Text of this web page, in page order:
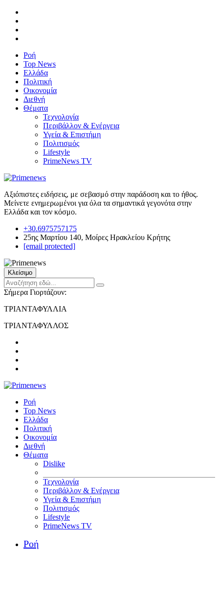
Ροή
Top News
Ελλάδα
Πολιτική
Οικονομία
Διεθνή
Θέματα
Τεχνολογία
Περιβάλλον & Ενέργεια
Υγεία & Επιστήμη
Πολιτισμός
Lifestyle
PrimeNews TV
Αξιόπιστες ειδήσεις, με σεβασμό στην παράδοση και το ήθος.
Μείνετε ενημερωμένοι για όλα τα σημαντικά γεγονότα στην
Ελλάδα και τον κόσμο.
+30.6975757175
25ης Μαρτίου 140, Μοίρες Ηρακλείου Κρήτης
[email protected]
Κλείσιμο
Σήμερα Γιορτάζουν:
ΤΡΙΑΝΤΑΦΥΛΛΙΑ
ΤΡΙΑΝΤΑΦΥΛΛΟΣ
Ροή
Top News
Ελλάδα
Πολιτική
Οικονομία
Διεθνή
Θέματα
Dislike
Τεχνολογία
Περιβάλλον & Ενέργεια
Υγεία & Επιστήμη
Πολιτισμός
Lifestyle
PrimeNews TV
Ροή